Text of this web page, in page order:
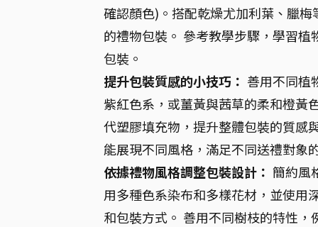
確認顏色)。搭配乾燥尤加利葉、臘
的禮物包裝。 參考教學步驟，學習
包裝。
提升包裝質感的小技巧： 善用不同植
紫紅色系，或薑黃與茜草的柔和橙黃
代塑膠填充物，提升整體包裝的質感
能展現不同風格，滿足不同送禮對象
依據禮物風格調整包裝設計： 簡約風
用多種色系染布和多樣花材，並使用
和包裝方式。 善用不同樹枝的特性